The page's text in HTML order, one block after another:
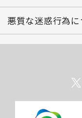
悪質な迷惑行為